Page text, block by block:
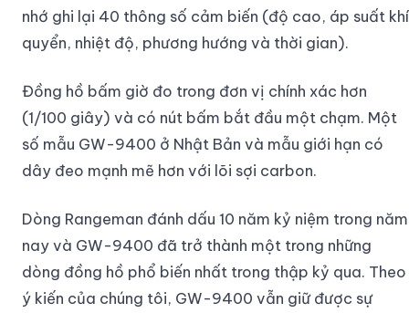
nhớ ghi lại 40 thông số cảm biến (độ cao, áp suất khí
quyển, nhiệt độ, phương hướng và thời gian).
Đồng hồ bấm giờ đo trong đơn vị chính xác hơn
(1/100 giây) và có nút bấm bắt đầu một chạm. Một
số mẫu GW-9400 ở Nhật Bản và mẫu giới hạn có
dây đeo mạnh mẽ hơn với lõi sợi carbon.
Dòng Rangeman đánh dấu 10 năm kỷ niệm trong năm
nay và GW-9400 đã trở thành một trong những
dòng đồng hồ phổ biến nhất trong thập kỷ qua. Theo
ý kiến của chúng tôi, GW-9400 vẫn giữ được sự